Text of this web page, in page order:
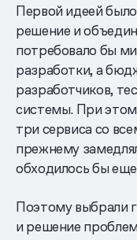
Первой идеей
решение и
потребовало бы
разработки, а
разработчиков,
системы. При
три сервиса со
прежнему
обходилось бы
Поэтому выбрали
и решение